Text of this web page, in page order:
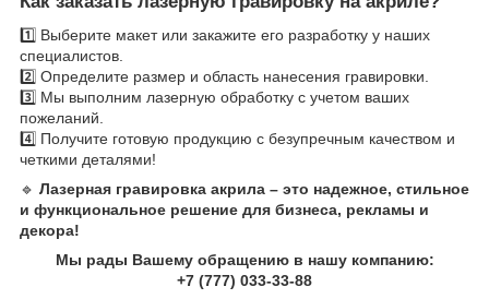
1️⃣ Выберите макет или закажите его разработку у наших
специалистов.
2️⃣ Определите размер и область нанесения гравировки.
3️⃣ Мы выполним лазерную обработку с учетом ваших
пожеланий.
4️⃣ Получите готовую продукцию с безупречным качеством и
четкими деталями!
🔹 Лазерная гравировка акрила – это надежное, стильное
и функциональное решение для бизнеса, рекламы и
декора!
Мы рады Вашему обращению в нашу компанию:
+7 (777) 033-33-88